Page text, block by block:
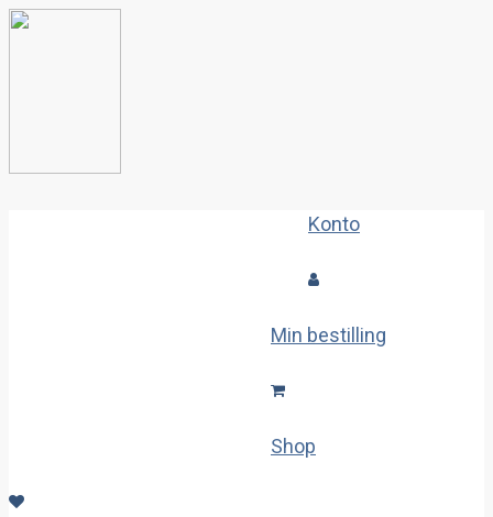
Konto
Min bestilling
Shop